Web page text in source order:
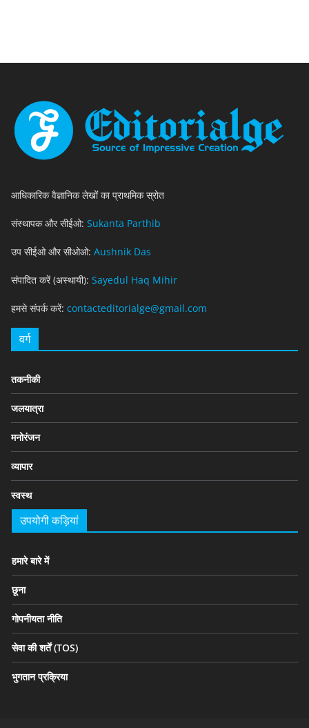
आधिकारिक वैज्ञानिक लेखों का प्राथमिक स्रोत
संस्थापक और सीईओ: Sukanta Parthib
उप सीईओ और सीओओ: Aushnik Das
संपादित करें (अस्थायी): Sayedul Haq Mihir
हमसे संपर्क करें: contacteditorialge@gmail.com
वर्ग
तकनीकी
जलयात्रा
मनोरंजन
व्यापार
स्वस्थ
उपयोगी कड़ियां
हमारे बारे में
छूना
गोपनीयता नीति
सेवा की शर्तें (TOS)
भुगतान प्रक्रिया